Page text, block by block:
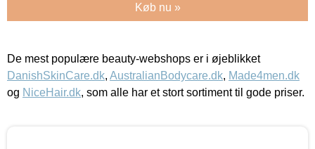
Køb nu »
De mest populære beauty-webshops er i øjeblikket
DanishSkinCare.dk, AustralianBodycare.dk, Made4men.dk
og NiceHair.dk, som alle har et stort sortiment til gode priser.